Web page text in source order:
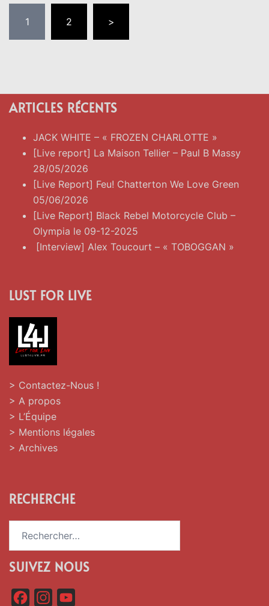
DES
PUBLICATIONS
1 2 >
ARTICLES RÉCENTS
JACK WHITE – « FROZEN CHARLOTTE »
[Live report] La Maison Tellier – Paul B Massy
28/05/2026
[Live Report] Feu! Chatterton We Love Green
05/06/2026
[Live Report] Black Rebel Motorcycle Club –
Olympia le 09-12-2025
[Interview] Alex Toucourt – « TOBOGGAN »
LUST FOR LIVE
> Contactez-Nous !
> A propos
> L’Équipe
> Mentions légales
> Archives
RECHERCHE
SUIVEZ NOUS